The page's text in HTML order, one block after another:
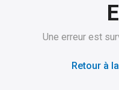
Une erreur est
Retour à